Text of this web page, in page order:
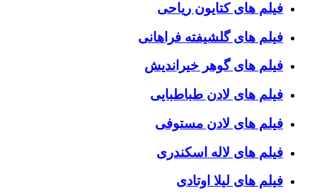
فیلم های کتایون ریاحی
فیلم های گلشیفته فراهانی
فیلم های گوهر خیراندیش
فیلم های لادن طباطبایی
فیلم های لادن مستوفی
فیلم های لاله اسکندری
فیلم های لیلا اوتادی